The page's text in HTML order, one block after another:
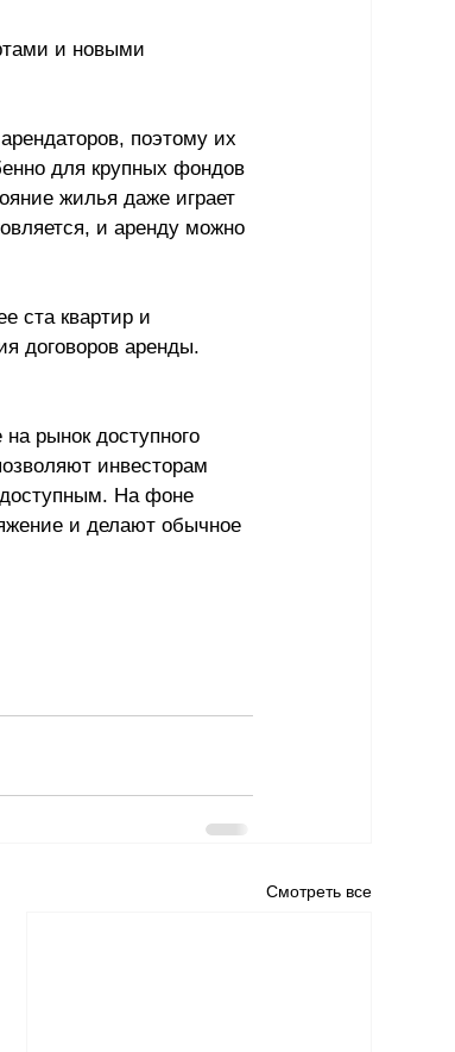
и новыми
поэтому их
для крупных фондов
жилья даже играет
и аренду можно
ста квартир и
договоров аренды.
рынок доступного
инвесторам
доступным. На фоне
и делают обычное
Смотреть все